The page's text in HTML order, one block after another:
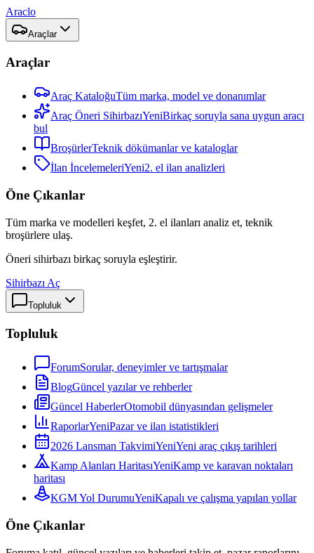
Araclo
Araçlar
Araçlar
Araç KataloğuTüm marka, model ve donanımlar
Araç Öneri SihirbazıYeniBirkaç soruyla sana uygun aracı
bul
BroşürlerTeknik dökümanlar ve kataloglar
İlan İncelemeleriYeni2. el ilan analizleri
Öne Çıkanlar
Tüm marka ve modelleri keşfet, 2. el ilanları analiz et, teknik
broşürlere ulaş.
Öneri sihirbazı birkaç soruyla eşleştirir.
Sihirbazı Aç
Topluluk
Topluluk
ForumSorular, deneyimler ve tartışmalar
BlogGüncel yazılar ve rehberler
Güncel HaberlerOtomobil dünyasından gelişmeler
RaporlarYeniPazar ve ilan istatistikleri
2026 Lansman TakvimiYeniYeni araç çıkış tarihleri
Kamp Alanları HaritasıYeniKamp ve karavan noktaları
haritası
KGM Yol DurumuYeniKapalı ve çalışma yapılan yollar
Öne Çıkanlar